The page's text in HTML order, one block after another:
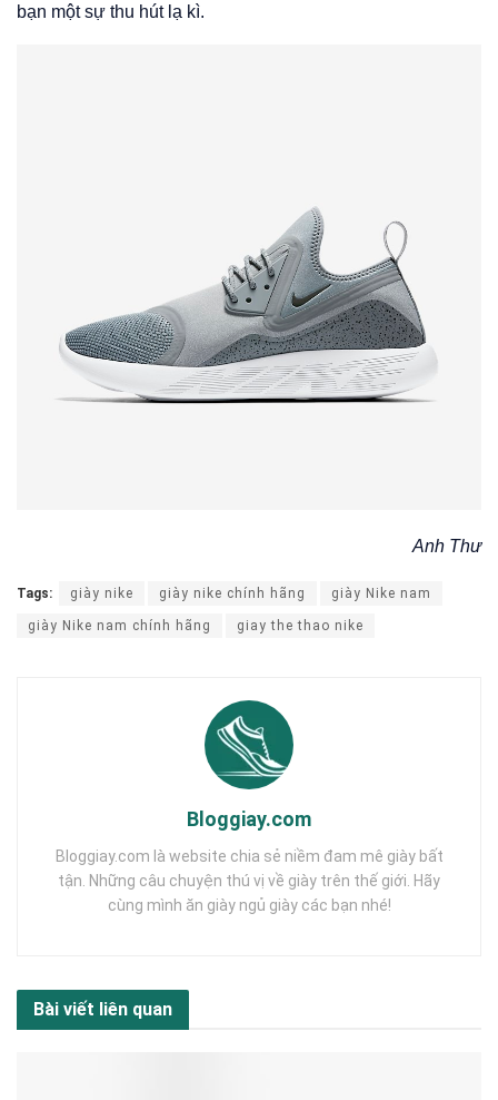
bạn một sự thu hút lạ kì.
Anh Thư
Tags: giày nike giày nike chính hãng giày Nike nam
giày Nike nam chính hãng giay the thao nike
Bloggiay.com
Bloggiay.com là website chia sẻ niềm đam mê giày bất
tận. Những câu chuyện thú vị về giày trên thế giới. Hãy
cùng mình ăn giày ngủ giày các bạn nhé!
Bài viết liên quan